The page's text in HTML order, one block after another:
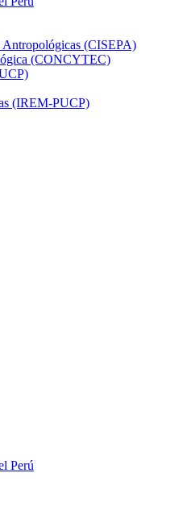
Antropológicas (CISEPA)
(CONCYTEC)
(IREM-PUCP)
Perú